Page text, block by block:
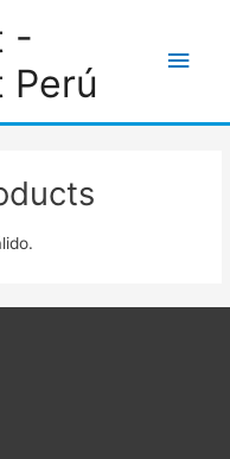
-
Perú